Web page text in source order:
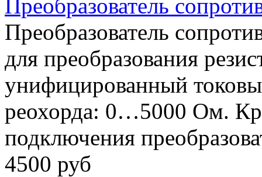
Преобразователь
Преобразователь
для преобразования
унифицированный
реохорда: 0…5000 Ом.
подключения
4500 руб